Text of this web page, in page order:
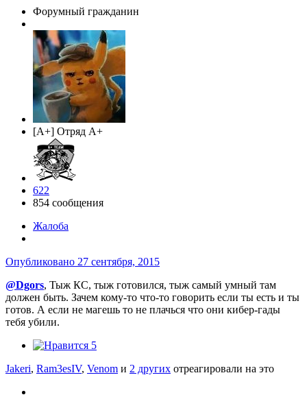
Форумный гражданин
[A+] Отряд A+
622
854 сообщения
Жалоба
Опубликовано 27 сентября, 2015
@Dgors, Тыж КС, тыж готовился, тыж самый умный там
должен быть. Зачем кому-то что-то говорить если ты есть и ты
готов. А если не магешь то не плачься что они кибер-гады
тебя убили.
5
Jakeri, Ram3esIV, Venom и 2 других отреагировали на это